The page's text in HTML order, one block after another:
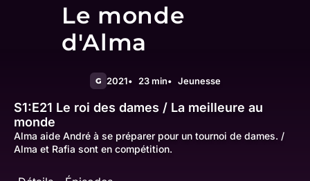
Le monde
d'Alma
G 2021 23 min Jeunesse
S1:E21 Le roi des dames / La meilleure au
monde
Alma aide André à se préparer pour un tournoi de dames. /
Alma et Rafia sont en compétition.